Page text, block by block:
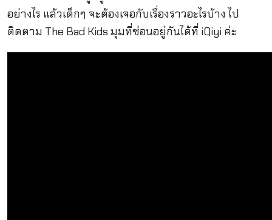
อย่างไร แล้วเด็กๆ จะต้องเจอกับเรื่องราวอะไรบ้าง ไป
ติดตาม The Bad Kids มุมที่ซ่อนอยู่กันได้ที่ iQiyi ค่ะ